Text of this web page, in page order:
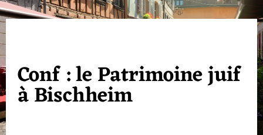
Conf : le Patrimoine juif
à Bischheim